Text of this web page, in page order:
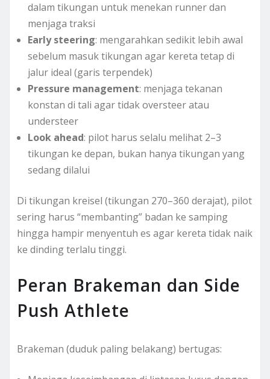
dalam tikungan untuk menekan runner dan
menjaga traksi
Early steering: mengarahkan sedikit lebih awal
sebelum masuk tikungan agar kereta tetap di
jalur ideal (garis terpendek)
Pressure management: menjaga tekanan
konstan di tali agar tidak oversteer atau
understeer
Look ahead: pilot harus selalu melihat 2–3
tikungan ke depan, bukan hanya tikungan yang
sedang dilalui
Di tikungan kreisel (tikungan 270–360 derajat), pilot
sering harus “membanting” badan ke samping
hingga hampir menyentuh es agar kereta tidak naik
ke dinding terlalu tinggi.
Peran Brakeman dan Side
Push Athlete
Brakeman (duduk paling belakang) bertugas: